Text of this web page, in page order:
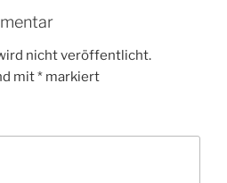
nicht veröffentlicht.
mit* markiert